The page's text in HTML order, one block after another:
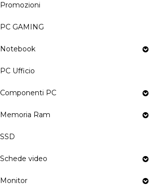
Promozioni
–
PC GAMING
Notebook
PC Ufficio
Componenti PC
Memoria Ram
SSD
Schede video
Monitor